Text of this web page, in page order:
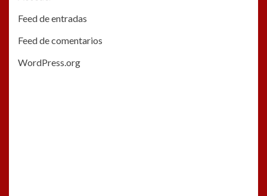
Feed de entradas
Feed de comentarios
WordPress.org